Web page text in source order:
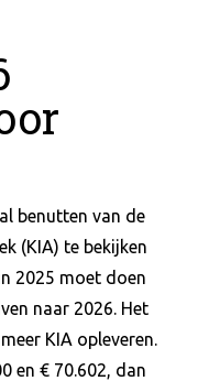
benutten van de
(KIA) te bekijken
2025 moet doen
naar 2026. Het
KIA opleveren.
en € 70.602, dan